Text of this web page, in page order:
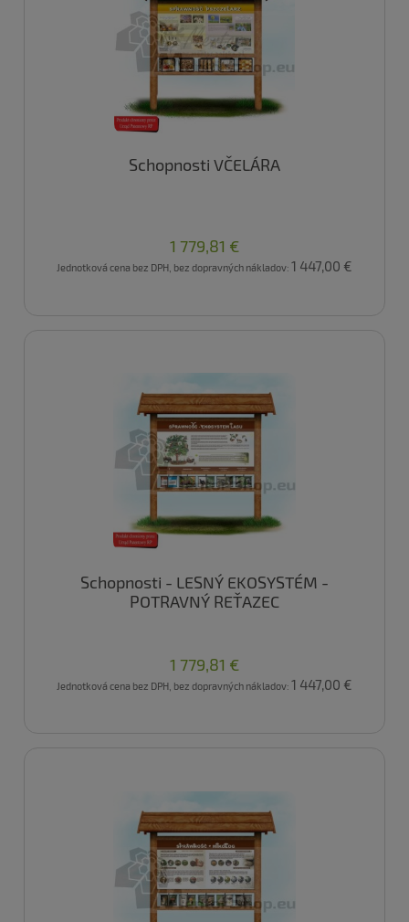
Schopnosti VČELÁRA
1 779,81 €
Jednotková cena bez DPH, bez dopravných nákladov: 1 447,00 €
Schopnosti - LESNÝ EKOSYSTÉM -
POTRAVNÝ REŤAZEC
1 779,81 €
Jednotková cena bez DPH, bez dopravných nákladov: 1 447,00 €